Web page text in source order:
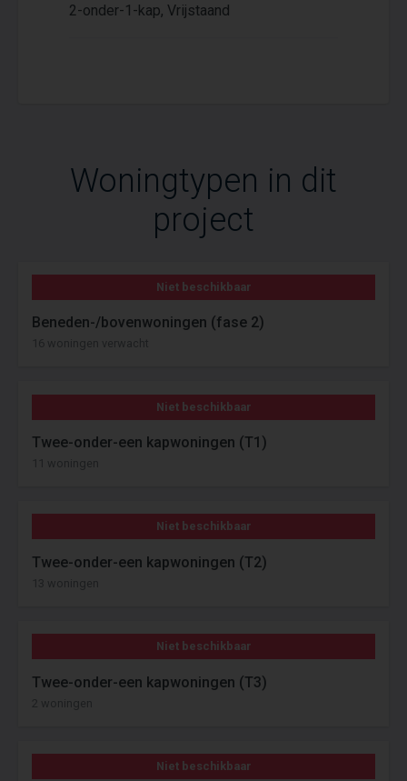
2-onder-1-kap, Vrijstaand
Woningtypen in dit
project
Niet beschikbaar
Beneden-/bovenwoningen (fase 2)
16 woningen verwacht
Niet beschikbaar
Twee-onder-een kapwoningen (T1)
11 woningen
Niet beschikbaar
Twee-onder-een kapwoningen (T2)
13 woningen
Niet beschikbaar
Twee-onder-een kapwoningen (T3)
2 woningen
Niet beschikbaar